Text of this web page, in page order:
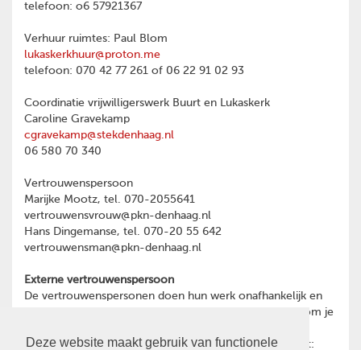
Deze website maakt gebruik van functionele
telefoon: o6 57921367
Verhuur ruimtes: Paul Blom
lukaskerkhuur@proton.me
telefoon: 070 42 77 261 of 06 22 91 02 93
Coordinatie vrijwilligerswerk Buurt en Lukaskerk
Caroline Gravekamp
cgravekamp@stekdenhaag.nl
06 580 70 340
Vertrouwenspersoon
Marijke Mootz, tel. 070-2055641
vertrouwensvrouw@pkn-denhaag.nl
Hans Dingemanse, tel. 070-20 55 642
vertrouwensman@pkn-denhaag.nl
Externe vertrouwenspersoon
De vertrouwenspersonen doen hun werk onafhankelijk en
hebben geheimhoudingsplicht. Heb je een reden waarom je
vertrouwenspersoon, dan kun je contact opnemen met: